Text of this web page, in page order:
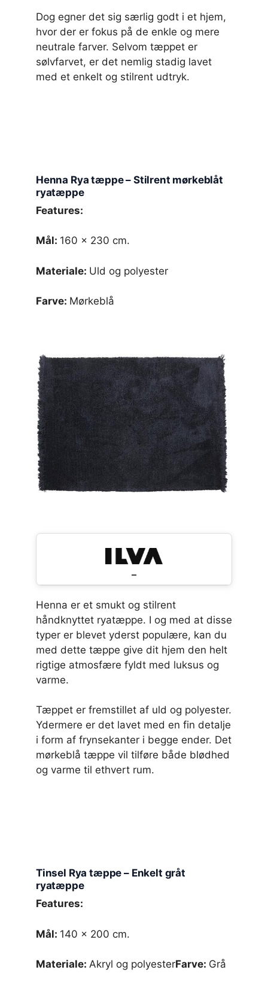
Dog egner det sig særlig godt i et hjem,
hvor der er fokus på de enkle og mere
neutrale farver. Selvom tæppet er
sølvfarvet, er det nemlig stadig lavet
med et enkelt og stilrent udtryk.
Henna Rya tæppe – Stilrent mørkeblåt
ryatæppe
Features:
Mål: 160 x 230 cm.
Materiale: Uld og polyester
Farve: Mørkeblå
–
Henna er et smukt og stilrent
håndknyttet ryatæppe. I og med at disse
typer er blevet yderst populære, kan du
med dette tæppe give dit hjem den helt
rigtige atmosfære fyldt med luksus og
varme.
Tæppet er fremstillet af uld og polyester.
Ydermere er det lavet med en fin detalje
i form af frynsekanter i begge ender. Det
mørkeblå tæppe vil tilføre både blødhed
og varme til ethvert rum.
Tinsel Rya tæppe – Enkelt gråt
ryatæppe
Features:
Mål: 140 x 200 cm.
Materiale: Akryl og polyesterFarve: Grå